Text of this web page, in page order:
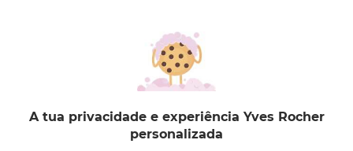
DESCOBRE OS NOSSOS PRODUTOS
A tua privacidade e experiência Yves Rocher
personalizada